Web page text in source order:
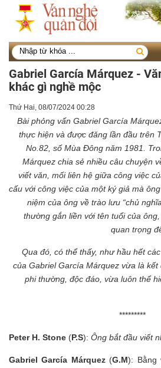
Gabriel García Márquez -
khác gì nghề mộc
Thứ Hai, 08/07/2024 00:28
Bài phỏng vấn Gabriel García
thực hiện và được đăng lần đầu trên
No.82, sốMùa Đông năm 1981.
Márquez chia sẻ nhiều câu chuyện
viết văn, mối liên hệ giữa công việc
cấu với công việc của một ký giả mà
niệm của ông về trào lưu “chủ
thường gắn liền với tên tuổi của
quan trọng
Qua đó, có thể thấy, như hầu hết
của Gabriel García Márquez vừa là
phi thường, độc đáo, vừa luôn thể
*********
Peter H. Stone (P.S): Ông bắt đầu viết
Gabriel García Márquez(G.M): Bằng